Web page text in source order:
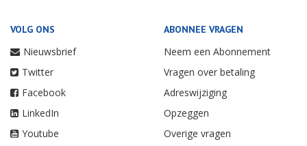
VOLG ONS
Nieuwsbrief
Twitter
Facebook
LinkedIn
Youtube
ABONNEE VRAGEN
Neem een Abonnement
Vragen over betaling
Adreswijziging
Opzeggen
Overige vragen